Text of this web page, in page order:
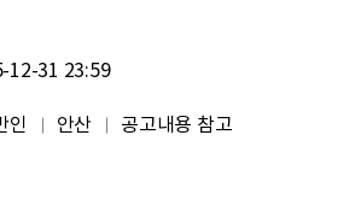
12-31 23:59
인 안산 공고내용 참고